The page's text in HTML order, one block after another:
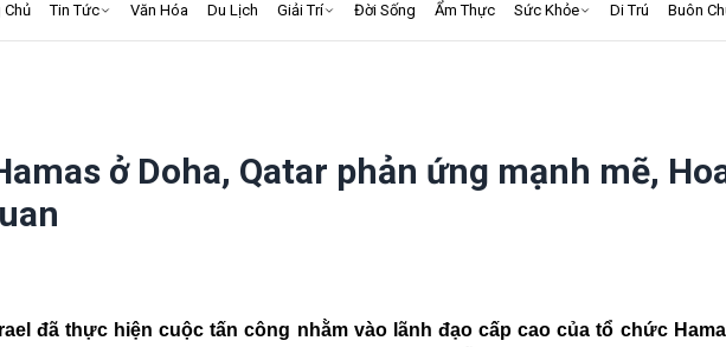
Chủ Tin Tức Văn Hóa Du Lịch Giải Trí Đời Sống Ẩm Thực Sức Khỏe Di Trú Buôn
ở Doha, Qatar phản ứng mạnh mẽ,
đã thực hiện cuộc tấn công nhằm vào lãnh đạo cấp cao của tổ chức